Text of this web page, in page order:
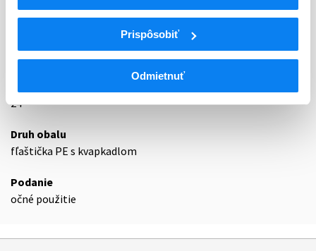
Prispôsobiť
Odmietnuť
S01FB01
Fenylefrín
Podrobnosti o lieku
24
Druh obalu
fľaštička PE s kvapkadlom
Podanie
očné použitie